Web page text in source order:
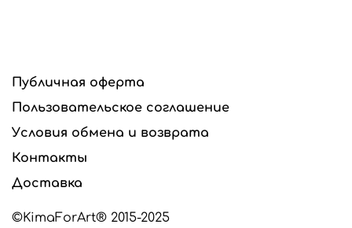
Все инструменты изготавливаются из
высококачественного сырья производства США и
стран Евросоюза.
или универсальные вайнеры для работы с глиной и
фоамираном, сообщите об этом в комментарии к
заказу, мы выберем подходящий силикон для
Публичная оферта
Пользовательское соглашение
Условия обмена и возврата
Контакты
Доставка
©KimaForArt® 2015-2025